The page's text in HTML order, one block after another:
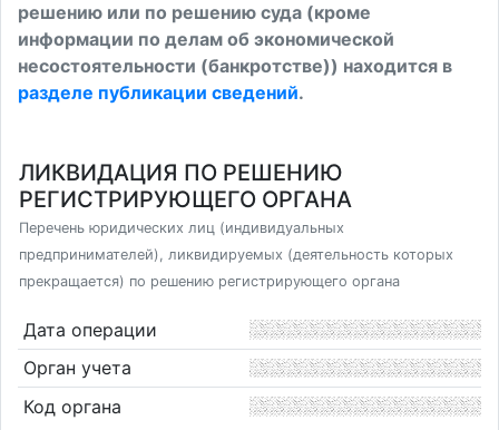
решению или по решению суда (кроме
информации по делам об экономической
несостоятельности (банкротстве)) находится в
разделе публикации сведений.
ЛИКВИДАЦИЯ ПО РЕШЕНИЮ
РЕГИСТРИРУЮЩЕГО ОРГАНА
Перечень юридических лиц (индивидуальных
предпринимателей), ликвидируемых (деятельность которых
прекращается) по решению регистрирующего органа
Дата операции
Орган учета
Код органа